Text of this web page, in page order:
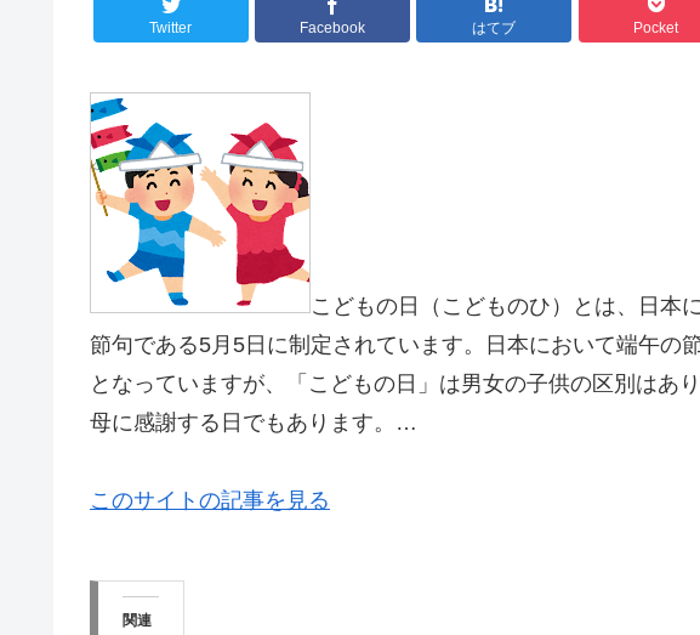
Twitter Facebook はてブ Pocket
こどもの日（こどものひ）とは、日本
節句である5月5日に制定されています。日本において端午の
となっていますが、「こどもの日」は男女の子供の区別はあ
母に感謝する日でもあります。…
このサイトの記事を見る
関連